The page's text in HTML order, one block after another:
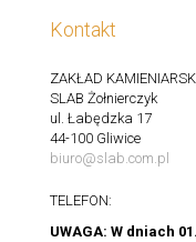
Kontakt
ZAKŁAD
SLAB Żołnierczyk
ul. Łabędzka 17
44-100 Gliwice
biuro@slab.com.pl
TELEFON:
UWAGA: W dniach